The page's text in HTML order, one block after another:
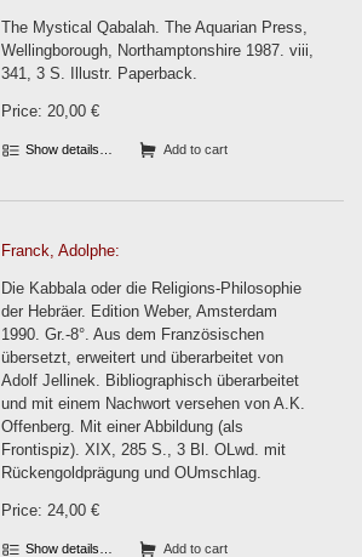
The Mystical Qabalah. The Aquarian Press,
Wellingborough, Northamptonshire 1987. viii,
341, 3 S. Illustr. Paperback.
Price: 20,00 €
Show details… Add to cart
Franck, Adolphe:
Die Kabbala oder die Religions-Philosophie
der Hebräer. Edition Weber, Amsterdam
1990. Gr.-8°. Aus dem Französischen
übersetzt, erweitert und überarbeitet von
Adolf Jellinek. Bibliographisch überarbeitet
und mit einem Nachwort versehen von A.K.
Offenberg. Mit einer Abbildung (als
Frontispiz). XIX, 285 S., 3 Bl. OLwd. mit
Rückengoldprägung und OUmschlag.
Price: 24,00 €
Show details… Add to cart